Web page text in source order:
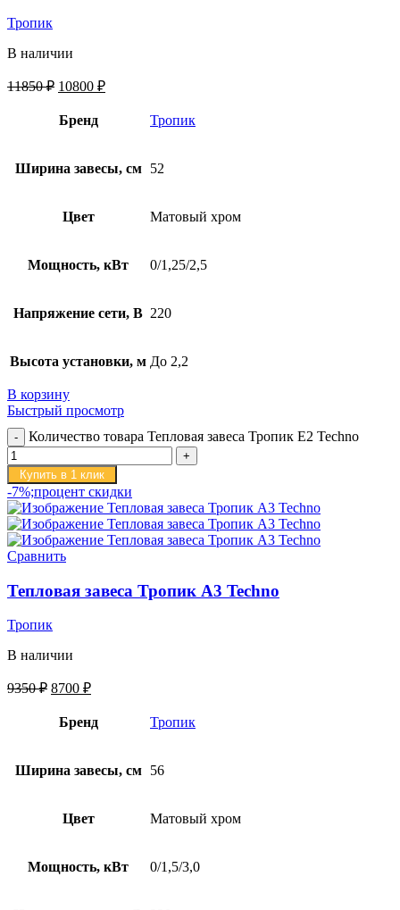
Тропик
В наличии
11850₽ 10800 ₽
Бренд Тропик
Ширина завесы, см 52
Цвет Матовый хром
Мощность, кВт 0/1,25/2,5
Напряжение сети, В 220
Высота установки, м До 2,2
В корзину
Быстрый просмотр
Количество товара Тепловая завеса Тропик E2 Techno
Купить в 1 клик
-7%;процент скидки
Сравнить
Тепловая завеса Тропик А3 Techno
Тропик
В наличии
9350₽ 8700 ₽
Бренд Тропик
Ширина завесы, см 56
Цвет Матовый хром
Мощность, кВт 0/1,5/3,0